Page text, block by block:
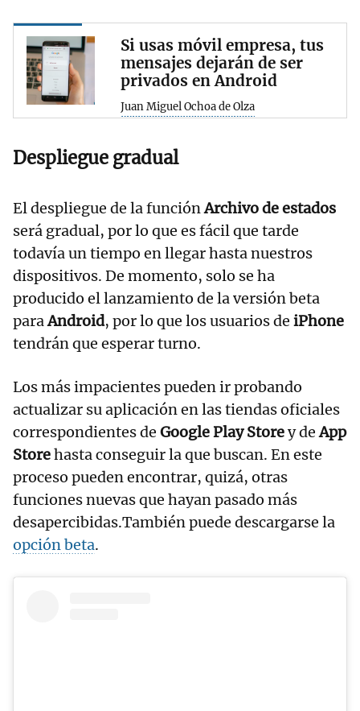
Si usas móvil empresa, tus
mensajes dejarán de ser
privados en Android
Juan Miguel Ochoa de Olza
Despliegue gradual
El despliegue de la funciónArchivo de estados
será gradual, por lo que es fácil que tarde
todavía un tiempo en llegar hasta nuestros
dispositivos. De momento, solo se ha
producido el lanzamiento de la versión beta
paraAndroid, por lo que los usuarios de iPhone
tendrán que esperar turno.
Los más impacientes pueden ir probando
actualizar su aplicación en las tiendas oficiales
correspondientes de Google Play Storey deApp
Storehasta conseguir la que buscan. En este
proceso pueden encontrar, quizá, otras
funciones nuevas que hayan pasado más
desapercibidas.También puede descargarse la
opción beta.